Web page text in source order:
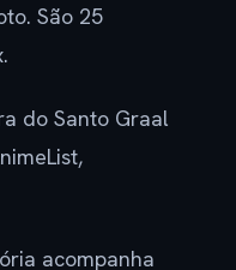
São 25
do Santo Graal
acompanha